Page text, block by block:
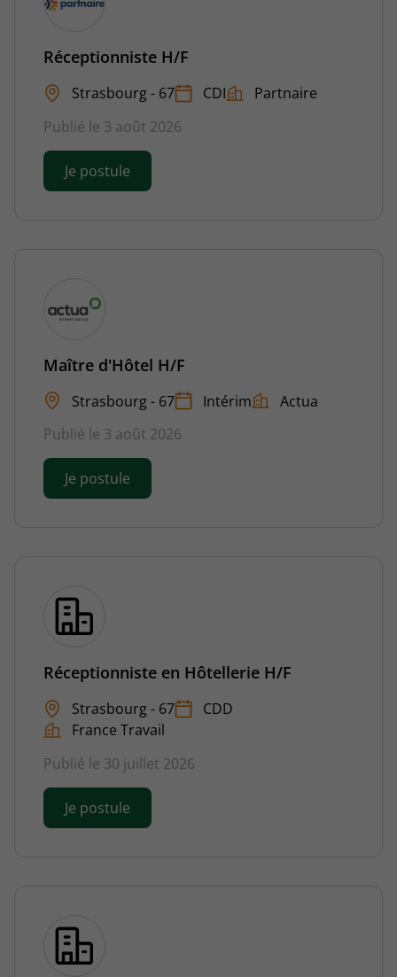
Réceptionniste H/F
Strasbourg - 67 CDI
Partnaire
Publié le 3 août 2026
Je postule
Maître d'Hôtel H/F
Strasbourg - 67 Intérim
Actua
Publié le 3 août 2026
Je postule
Réceptionniste en Hôtellerie H/F
Strasbourg - 67
CDD
France Travail
Publié le 30 juillet 2026
Je postule